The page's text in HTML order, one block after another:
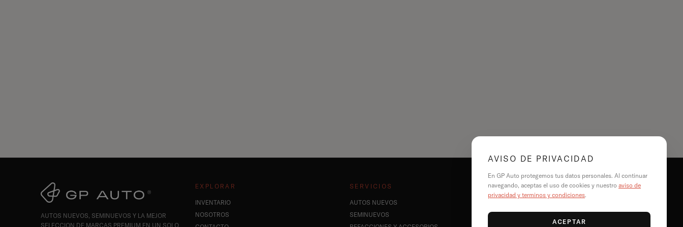
AUTOS NUEVOS, SEMINUEVOS Y LA MEJOR
SELECCION DE MARCAS PREMIUM EN UN SOLO
EXPLORAR
INVENTARIO
NOSOTROS
SERVICIOS
AUTOS NUEVOS
SEMINUEVOS
CONTACTO
AVISO DE PRIVACIDAD
En GP Auto protegemos tus datos personales. Al continuar
navegando, aceptas el uso de cookies y nuestro aviso de
privacidad y términos y condiciones.
ACEPTAR